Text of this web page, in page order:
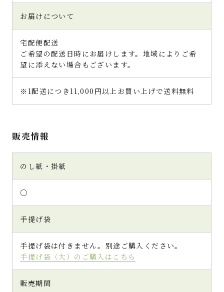
お届けについて
宅配便配送
ご希望の配送日時にお届けします。地域によりご希
望に添えない場合もございます。
※1配送につき11,000円以上お買い上げで送料無料
販売情報
のし紙・掛紙
○
手提げ袋
手提げ袋は付きません。別途ご購入ください。
手提げ袋（大）のご購入はこちら
販売期間